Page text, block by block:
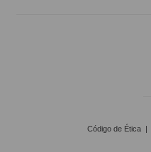
Código de Ética |